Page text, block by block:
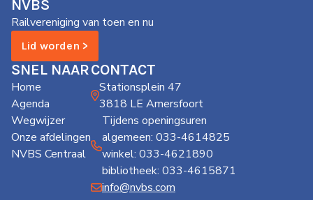
NVBS
Railvereniging van toen en nu
Lid worden >
SNEL NAAR
Home
Agenda
Wegwijzer
Onze afdelingen
NVBS Centraal
CONTACT
Stationsplein 47
3818 LE Amersfoort
Tijdens openingsuren
algemeen: 033-4614825
winkel: 033-4621890
bibliotheek: 033-4615871
info@nvbs.com